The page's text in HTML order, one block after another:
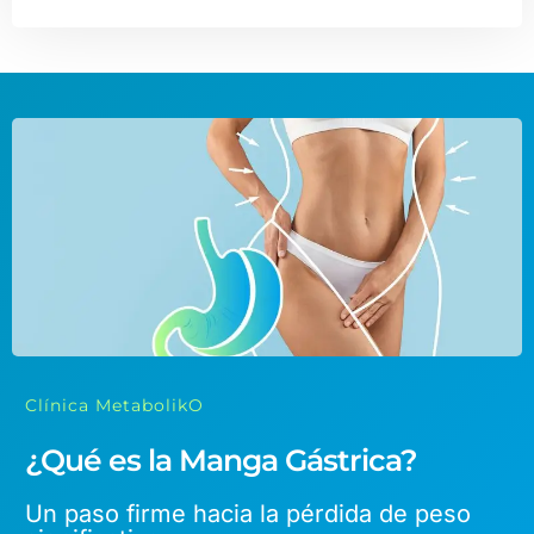
Clínica MetabolikO
¿Qué es la Manga Gástrica?
Un paso firme hacia la pérdida de peso